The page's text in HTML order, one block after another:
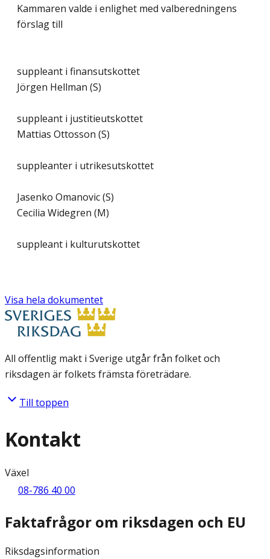
Kammaren valde i enlighet med valberedningens
förslag till
suppleant i finansutskottet
Jörgen Hellman (S)
suppleant i justitieutskottet
Mattias Ottosson (S)
suppleanter i utrikesutskottet
Jasenko Omanovic (S)
Cecilia Widegren (M)
suppleant i kulturutskottet
Visa hela dokumentet
All offentlig makt i Sverige utgår från folket och
riksdagen är folkets främsta företrädare.
Till toppen
Kontakt
Växel
08-786 40 00
Faktafrågor om riksdagen och EU
Riksdagsinformation